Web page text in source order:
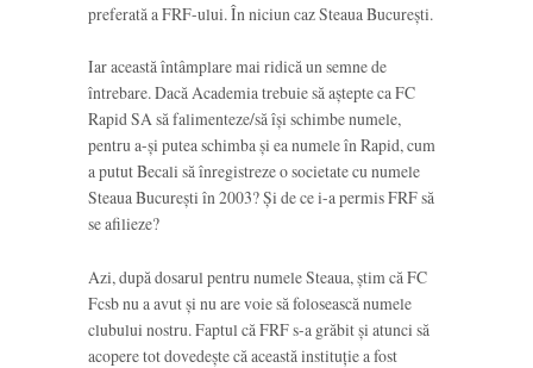
preferată a FRF-ului. În niciun caz Steaua București.
Iar această întâmplare mai ridică un semne de
întrebare. Dacă Academia trebuie să aștepte ca FC
Rapid SA să falimenteze/să își schimbe numele,
pentru a-și putea schimba și ea numele în Rapid, cum
a putut Becali să înregistreze o societate cu numele
Steaua București în 2003? Și de ce i-a permis FRF să
se afilieze?
Azi, după dosarul pentru numele Steaua, știm că FC
Fcsb nu a avut și nu are voie să folosească numele
clubului nostru. Faptul că FRF s-a grăbit și atunci să
acopere tot dovedește că această instituție a fost